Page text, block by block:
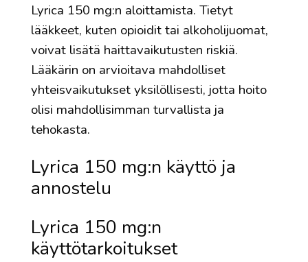
Lyrica 150 mg:n aloittamista. Tietyt
lääkkeet, kuten opioidit tai alkoholijuomat,
voivat lisätä haittavaikutusten riskiä.
Lääkärin on arvioitava mahdolliset
yhteisvaikutukset yksilöllisesti, jotta hoito
olisi mahdollisimman turvallista ja
tehokasta.
Lyrica 150 mg:n käyttö ja
annostelu
Lyrica 150 mg:n
käyttötarkoitukset